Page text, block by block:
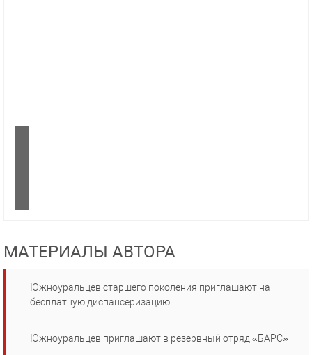
МАТЕРИАЛЫ АВТОРА
Южноуральцев старшего поколения приглашают на
бесплатную диспансеризацию
Южноуральцев приглашают в резервный отряд «БАРС»